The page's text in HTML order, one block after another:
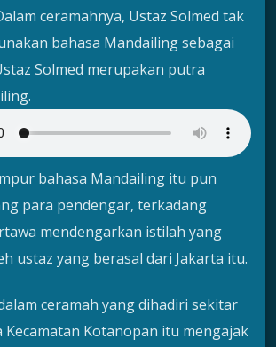
ceramahnya, Ustaz Solmed tak
bahasa Mandailing sebagai
Solmed merupakan putra
bahasa Mandailing itu pun
para pendengar, terkadang
mendengarkan istilah yang
ustaz yang berasal dari Jakarta itu.
ceramah yang dihadiri sekitar
Kecamatan Kotanopan itu mengajak